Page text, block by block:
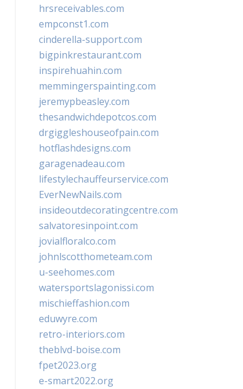
hrsreceivables.com
empconst1.com
cinderella-support.com
bigpinkrestaurant.com
inspirehuahin.com
memmingerspainting.com
jeremypbeasley.com
thesandwichdepotcos.com
drgiggleshouseofpain.com
hotflashdesigns.com
garagenadeau.com
lifestylechauffeurservice.com
EverNewNails.com
insideoutdecoratingcentre.com
salvatoresinpoint.com
jovialfloralco.com
johnlscotthometeam.com
u-seehomes.com
watersportslagonissi.com
mischieffashion.com
eduwyre.com
retro-interiors.com
theblvd-boise.com
fpet2023.org
e-smart2022.org